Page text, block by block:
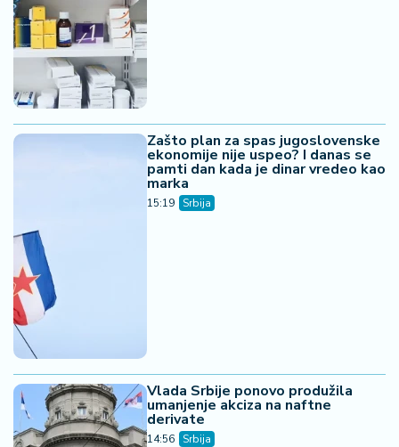
Zašto plan za spas jugoslovenske
ekonomije nije uspeo? I danas se
pamti dan kada je dinar vredeo kao
marka
15:19 Srbija
Vlada Srbije ponovo produžila
umanjenje akciza na naftne
derivate
14:56 Srbija